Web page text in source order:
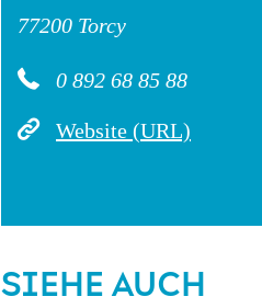
77200 Torcy
0 892 68 85 88
Website (URL)
SIEHE AUCH